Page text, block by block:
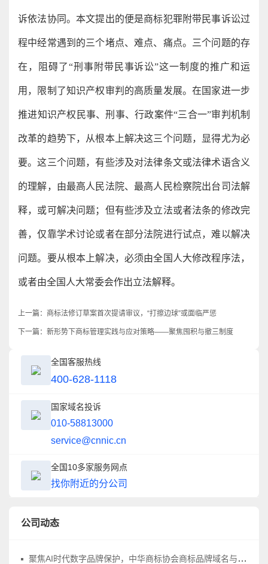
诉依法协同。本文提出的便是商标犯罪附带民事诉讼过
程中经常遇到的三个堵点、难点、痛点。三个问题的存
在，阻碍了“刑事附带民事诉讼”这一制度的推广和运
用，限制了知识产权审判的高质量发展。在国家进一步
推进知识产权民事、刑事、行政案件“三合一”审判机制
改革的趋势下，从根本上解决这三个问题，显得尤为必
要。这三个问题，有些涉及对法律条文或法律术语含义
的理解，由最高人民法院、最高人民检察院出台司法解
释，或可解决问题；但有些涉及立法或者法条的修改完
善，仅靠学术讨论或者在部分法院进行试点，难以解决
问题。要从根本上解决，必须由全国人大修改程序法，
或者由全国人大常委会作出立法解释。
上一篇： 商标法修订草案首次提请审议，“打擦边球”或面临严惩
下一篇： 新形势下商标管理实践与应对策略——聚焦囤积与撤三制度
全国客服热线
400-628-1118
国家域名投诉
010-58813000
service@cnnic.cn
全国10多家服务网点
找你附近的分公司
公司动态
聚焦AI时代数字品牌保护，中华商标协会商标品牌域名与网络标识工作委员会正式成立